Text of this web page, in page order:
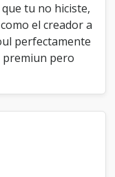
tu no hiciste,
el creador a
perfectamente
premiun pero